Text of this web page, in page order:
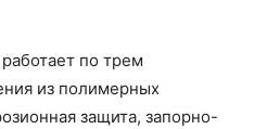
по трем
из полимерных
защита, запорно-